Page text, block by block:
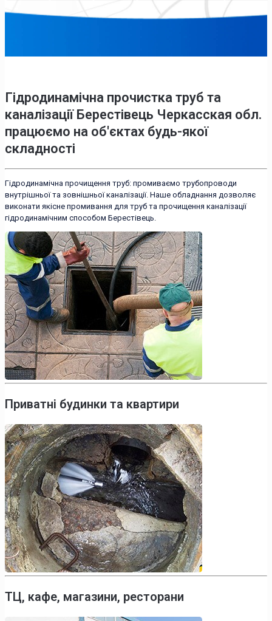
Гідродинамічна прочистка труб та
каналізації Берестівець Черкасская обл.
працюємо на об'єктах будь-якої
складності
Гідродинамічна прочищення труб: промиваємо трубопроводи
внутрішньої та зовнішньої каналізації. Наше обладнання дозволяє
виконати якісне промивання для труб та прочищення каналізації
гідродинамічним способом Берестівець.
Приватні будинки та квартири
ТЦ, кафе, магазини, ресторани